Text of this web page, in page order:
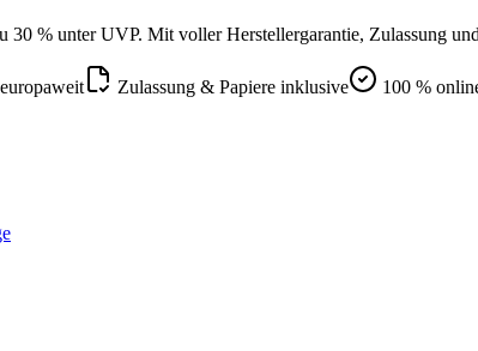
30 % unter UVP. Mit voller Herstellergarantie, Zulassung
Zulassung & Papiere inklusive
100 %